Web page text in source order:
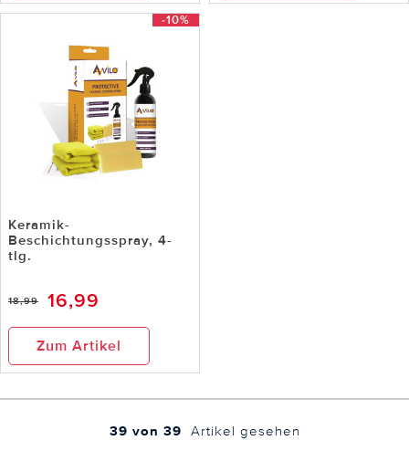
-10%
Keramik-
Beschichtungsspray, 4-
tlg.
18,99 16,99
Zum Artikel
39 von 39 Artikel gesehen